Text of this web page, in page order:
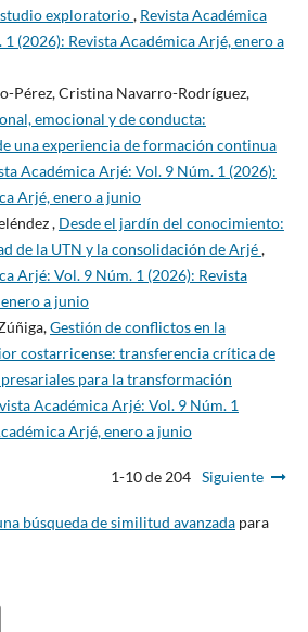
exploratorio, Revista Académica
(2026): Revista Académica Arjé, enero a
Pérez, Cristina Navarro-Rodríguez,
emocional y de conducta:
una experiencia de formación continua
Académica Arjé: Vol. 9 Núm. 1 (2026):
Arjé, enero a junio
, Desde el jardín del conocimiento:
de la UTN y la consolidación de Arjé,
Arjé: Vol. 9 Núm. 1 (2026): Revista
a junio
Gestión de conflictos en la
costarricense: transferencia crítica de
para la transformación
Académica Arjé: Vol. 9 Núm. 1
Arjé, enero a junio
1-10 de 204 Siguiente
búsqueda de similitud avanzadapara